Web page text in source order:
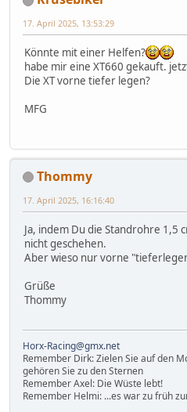
17. April 2025, 13:53:29
Könnte mit einer Helfen?
habe mir eine XT660 gekauft.
Die XT vorne tiefer legen?
MFG
Thommy
17. April 2025, 16:16:40
Ja, indem Du die Standrohre 1,5
nicht geschehen.
Aber wieso nur vorne
Grüße
Thommy
Horx-Racing@gmx.net
Remember Dirk: Zielen Sie auf den
gehören Sie zu den Sternen
Remember Axel: Die Wüste lebt!
Remember Helmi: ...es war zu früh